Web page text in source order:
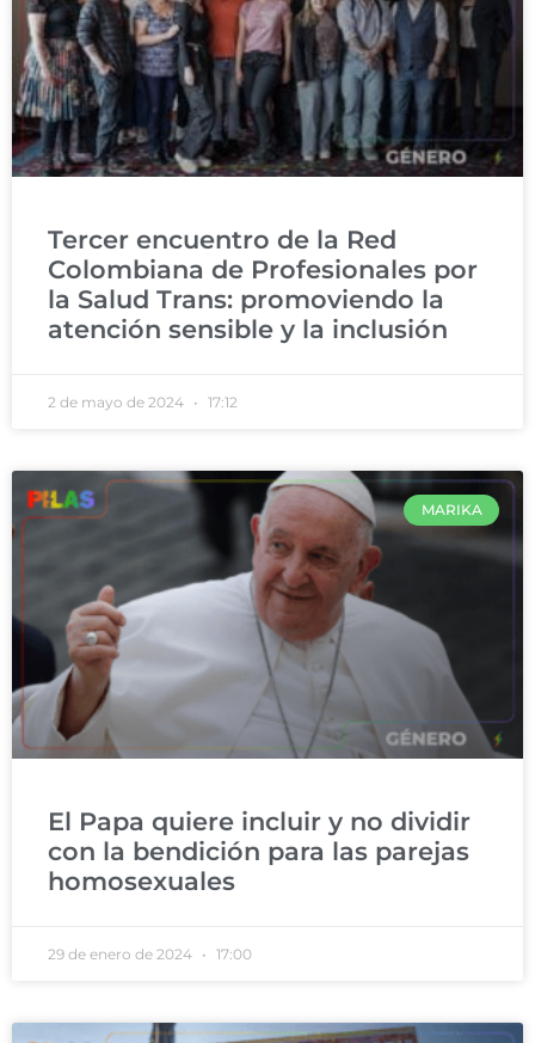
Tercer encuentro de la Red
Colombiana de Profesionales por
la Salud Trans: promoviendo la
atención sensible y la inclusión
2 de mayo de 2024 17:12
MARIKA
El Papa quiere incluir y no dividir
con la bendición para las parejas
homosexuales
29 de enero de 2024 17:00